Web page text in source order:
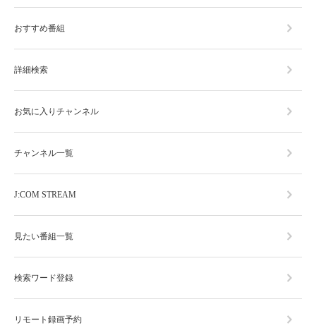
おすすめ番組
詳細検索
お気に入りチャンネル
チャンネル一覧
J:COM STREAM
見たい番組一覧
検索ワード登録
リモート録画予約